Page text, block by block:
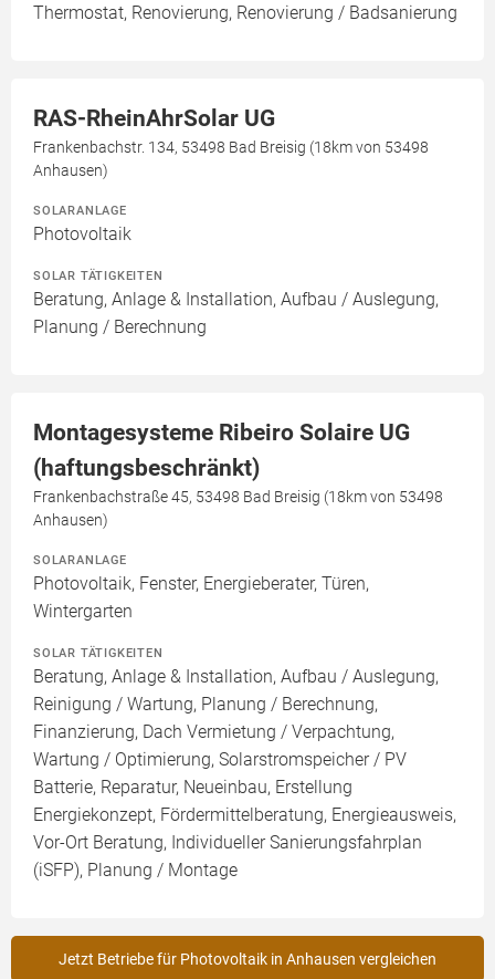
Thermostat, Renovierung, Renovierung / Badsanierung
RAS-RheinAhrSolar UG
Frankenbachstr. 134, 53498 Bad Breisig (18km von 53498
Anhausen)
SOLARANLAGE
Photovoltaik
SOLAR TÄTIGKEITEN
Beratung, Anlage & Installation, Aufbau / Auslegung,
Planung / Berechnung
Montagesysteme Ribeiro Solaire UG
(haftungsbeschränkt)
Frankenbachstraße 45, 53498 Bad Breisig (18km von 53498
Anhausen)
SOLARANLAGE
Photovoltaik, Fenster, Energieberater, Türen,
Wintergarten
SOLAR TÄTIGKEITEN
Beratung, Anlage & Installation, Aufbau / Auslegung,
Reinigung / Wartung, Planung / Berechnung,
Finanzierung, Dach Vermietung / Verpachtung,
Wartung / Optimierung, Solarstromspeicher / PV
Batterie, Reparatur, Neueinbau, Erstellung
Energiekonzept, Fördermittelberatung, Energieausweis,
Vor-Ort Beratung, Individueller Sanierungsfahrplan
(iSFP), Planung / Montage
Jetzt Betriebe für Photovoltaik in Anhausen vergleichen